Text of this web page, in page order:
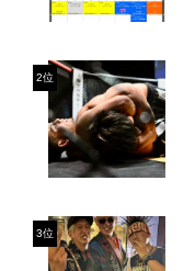
2位
3位